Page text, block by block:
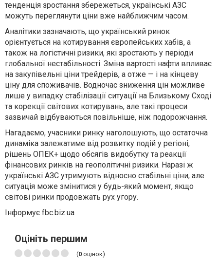
тенденція зростання збережеться, українські АЗС
можуть переглянути ціни вже найближчим часом.
Аналітики зазначають, що український ринок
орієнтується на котирування європейських хабів, а
також на логістичні ризики, які зростають у періоди
глобальної нестабільності. Зміна вартості нафти впливає
на закупівельні ціни трейдерів, а отже — і на кінцеву
ціну для споживачів. Водночас зниження цін можливе
лише у випадку стабілізації ситуації на Близькому Сході
та корекції світових котирувань, але такі процеси
зазвичай відбуваються повільніше, ніж подорожчання.
Нагадаємо, учасники ринку наголошують, що остаточна
динаміка залежатиме від розвитку подій у регіоні,
рішень ОПЕК+ щодо обсягів видобутку та реакції
фінансових ринків на геополітичні ризики. Наразі ж
українські АЗС утримують відносно стабільні ціни, але
ситуація може змінитися у будь-який момент, якщо
світові ринки продовжать рух угору.
Інформує fbc.biz.ua
Оцініть першим
(0 оцінок)